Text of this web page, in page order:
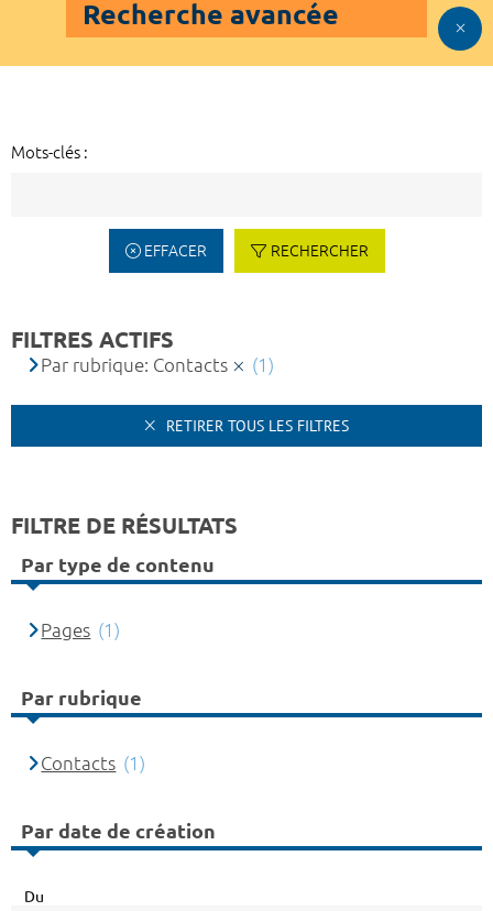
Recherche avancée
Mots-clés :
EFFACER RECHERCHER
FILTRES ACTIFS
Par rubrique: Contacts (1)
RETIRER TOUS LES FILTRES
FILTRE DE RÉSULTATS
Par type de contenu
Pages (1)
Par rubrique
Contacts (1)
Par date de création
Du